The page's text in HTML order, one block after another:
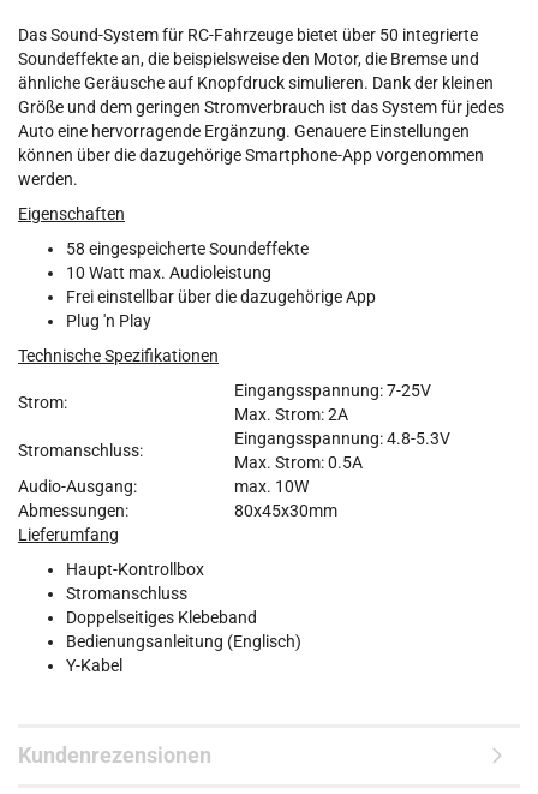
Das Sound-System für RC-Fahrzeuge bietet über 50 integrierte
Soundeffekte an, die beispielsweise den Motor, die Bremse und
ähnliche Geräusche auf Knopfdruck simulieren. Dank der kleinen
Größe und dem geringen Stromverbrauch ist das System für jedes
Auto eine hervorragende Ergänzung. Genauere Einstellungen
können über die dazugehörige Smartphone-App vorgenommen
werden.
Eigenschaften
58 eingespeicherte Soundeffekte
10 Watt max. Audioleistung
Frei einstellbar über die dazugehörige App
Plug 'n Play
Technische Spezifikationen
Strom:
Eingangsspannung: 7-25V
Max. Strom: 2A
Stromanschluss:
Eingangsspannung: 4.8-5.3V
Max. Strom: 0.5A
Audio-Ausgang:
max. 10W
Abmessungen:
80x45x30mm
Lieferumfang
Haupt-Kontrollbox
Stromanschluss
Doppelseitiges Klebeband
Bedienungsanleitung (Englisch)
Y-Kabel
Kundenrezensionen